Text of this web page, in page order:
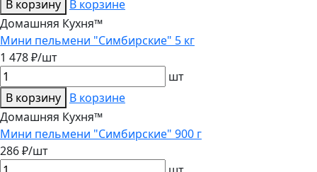
В корзину В корзине
Домашняя Кухня™
Мини пельмени "Симбирские" 5 кг
1 478 ₽/шт
шт
В корзину В корзине
Домашняя Кухня™
Мини пельмени "Симбирские" 900 г
286 ₽/шт